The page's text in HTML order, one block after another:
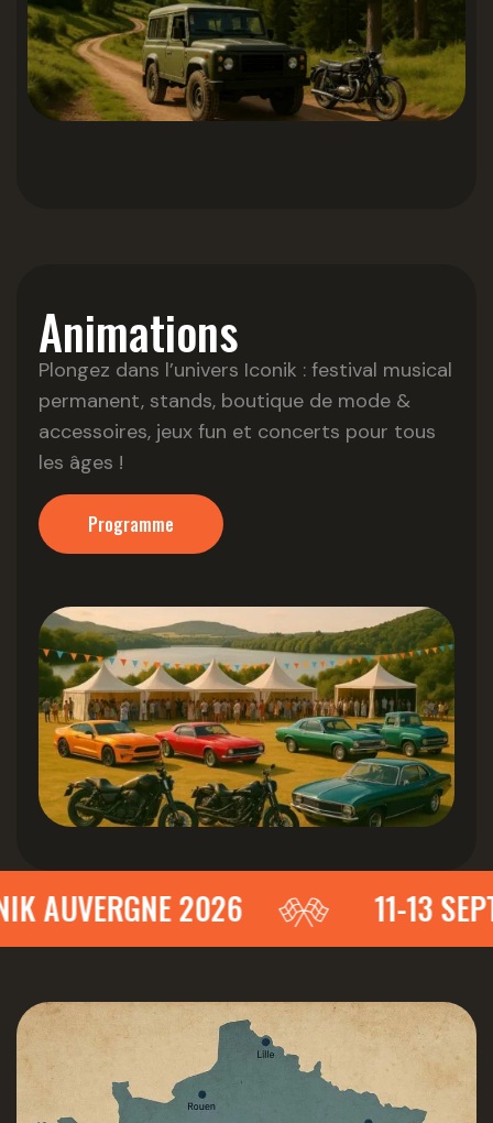
Animations
Plongez dans l’univers Iconik : festival musical
permanent, stands, boutique de mode &
accessoires, jeux fun et concerts pour tous
les âges !
Programme
AUVERGNE 2026 11-13